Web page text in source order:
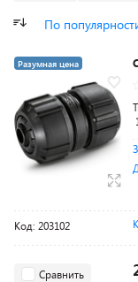
По
Разумная цена
Код: 203102
Сравнить